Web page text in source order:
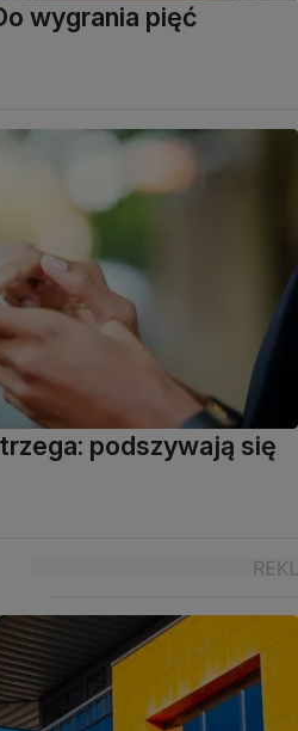
wygrania pięć
podszywają się